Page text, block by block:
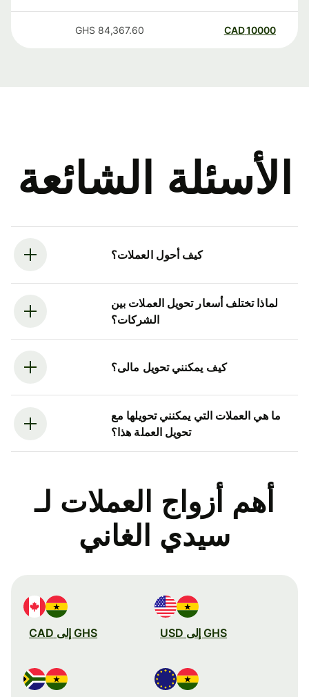
10000
CAD
84,367.60
GHS
الأسئلة الشائعة
كيف أحول العملات؟
لماذا تختلف أسعار تحويل العملات بين
الشركات؟
كيف يمكنني تحويل مالى؟
ما هي العملات التي يمكنني تحويلها مع
تحويل العملة هذا؟
أهم أزواج العملات لـ
سيدي الغاني
GHS إلى USD GHS إلى CAD